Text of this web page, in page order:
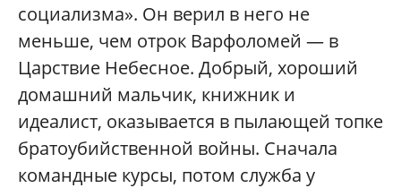
социализма». Он верил в него не
меньше, чем отрок Варфоломей — в
Царствие Небесное. Добрый, хороший
домашний мальчик, книжник и
идеалист, оказывается в пылающей топке
братоубийственной войны. Сначала
командные курсы, потом служба у